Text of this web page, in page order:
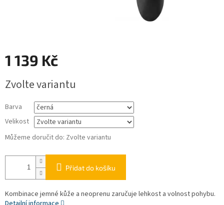
1 139 Kč
cena:
Zvolte variantu
Barva
Velikost
Můžeme doručit do: Zvolte variantu
Přidat do košíku
Kombinace jemné kůže a neoprenu zaručuje lehkost a volnost pohybu.